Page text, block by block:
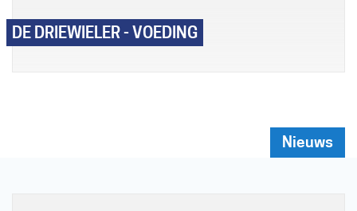
DE DRIEWIELER - VOEDING
Nieuws